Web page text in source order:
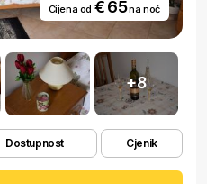
Cijena od € 65na noć
+8
Dostupnost Cjenik